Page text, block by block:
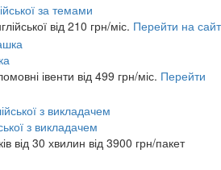
за темами
від 210 грн/міс. Перейти на сайт
івенти від 499 грн/міс. Перейти
з викладачем
від 30 хвилин від 3900 грн/пакет